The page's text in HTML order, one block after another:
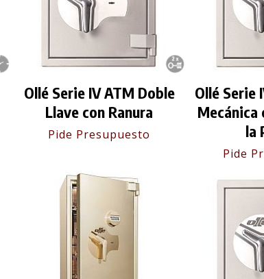
Ollé Serie IV ATM Doble
Llave con Ranura
Pide Presupuesto
Ollé Serie
Mecánica
la
Pide